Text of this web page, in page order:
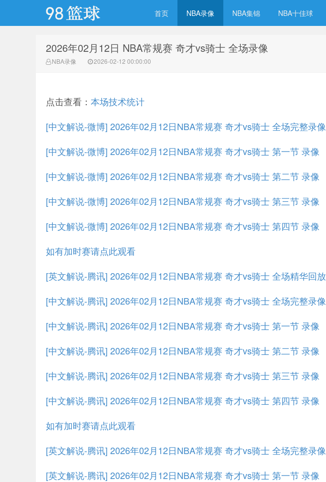
98篮球网
首页 NBA录像 NBA集锦 NBA十佳球
2026年02月12日 NBA常规赛 奇才vs骑士 全场录像
NBA录像 2026-02-12 00:00:00
点击查看： 本场技术统计
[中文解说-微博] 2026年02月12日NBA常规赛 奇才vs骑士 全场完整录像
[中文解说-微博] 2026年02月12日NBA常规赛 奇才vs骑士 第一节 录像
[中文解说-微博] 2026年02月12日NBA常规赛 奇才vs骑士 第二节 录像
[中文解说-微博] 2026年02月12日NBA常规赛 奇才vs骑士 第三节 录像
[中文解说-微博] 2026年02月12日NBA常规赛 奇才vs骑士 第四节 录像
如有加时赛请点此观看
[英文解说-腾讯] 2026年02月12日NBA常规赛 奇才vs骑士 全场精华回放
[中文解说-腾讯] 2026年02月12日NBA常规赛 奇才vs骑士 全场完整录像
[中文解说-腾讯] 2026年02月12日NBA常规赛 奇才vs骑士 第一节 录像
[中文解说-腾讯] 2026年02月12日NBA常规赛 奇才vs骑士 第二节 录像
[中文解说-腾讯] 2026年02月12日NBA常规赛 奇才vs骑士 第三节 录像
[中文解说-腾讯] 2026年02月12日NBA常规赛 奇才vs骑士 第四节 录像
如有加时赛请点此观看
[英文解说-腾讯] 2026年02月12日NBA常规赛 奇才vs骑士 全场完整录像
[英文解说-腾讯] 2026年02月12日NBA常规赛 奇才vs骑士 第一节 录像